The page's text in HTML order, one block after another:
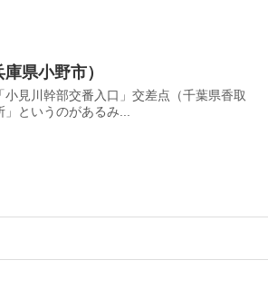
県小野市）
見川幹部交番入口」交差点（千葉県香取
というのがあるみ...